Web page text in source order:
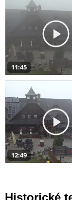
11:45
12:49
Historické